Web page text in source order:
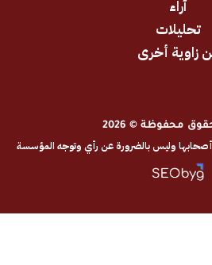
2026
بالضرورة عن رأي وتوجه المؤسسة